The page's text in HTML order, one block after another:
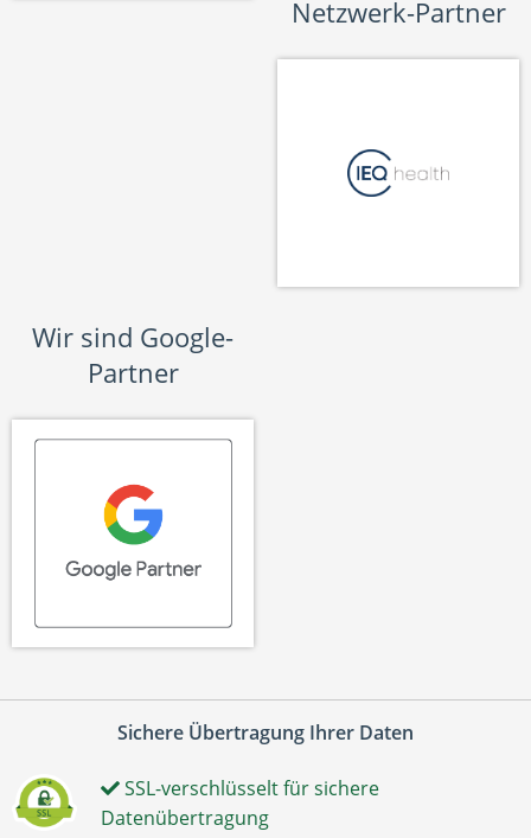
Netzwerk-Partner
Wir sind Google-
Partner
Sichere Übertragung Ihrer Daten
SSL-verschlüsselt für sichere
Datenübertragung